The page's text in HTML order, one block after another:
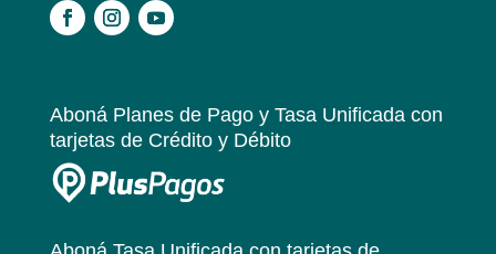
Aboná Planes de Pago y Tasa Unificadacon
tarjetas de Crédito y Débito